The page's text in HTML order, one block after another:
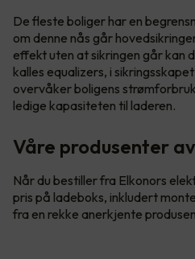
De fleste boliger har en
om denne nås går
effekt uten at sikringen går kan
kalles equalizers, i
overvåker boligens
ledige kapasiteten til laderen.
Våre produsenter
Når du bestiller fra Elkonors
pris på ladeboks, inkludert
fra en rekke anerkjente